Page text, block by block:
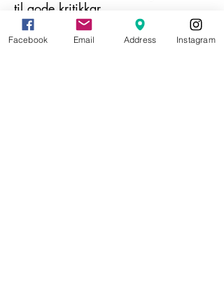
til gode kritikkar.
Facebook Email Address Instagram